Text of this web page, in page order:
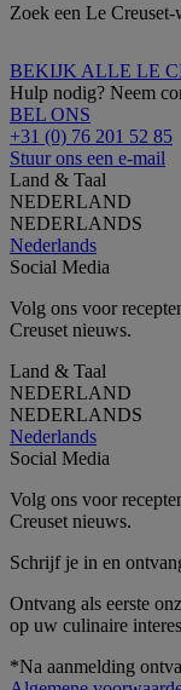
Zoek een Le
BEKIJK ALLE LE
Hulp nodig? Neem
BEL ONS
+31 (0) 76 201 52 85
Stuur ons een e-mail
Land & Taal
NEDERLAND
NEDERLANDS
Nederlands
Social Media
Volg ons voor
Creuset nieuws.
Land & Taal
NEDERLAND
NEDERLANDS
Nederlands
Social Media
Volg ons voor
Creuset nieuws.
Schrijf je in en
Ontvang als eerste
op uw culinaire
*Na aanmelding